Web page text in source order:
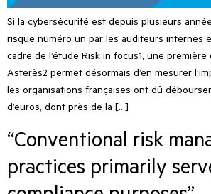
Si la cybersécurité est depuis plusieurs
risque numéro un par les auditeurs internes
cadre de l’étude Risk in focus1, une
Asterès2 permet désormais d’en mesurer
les organisations françaises ont dû
d’euros, dont près de la […]
“Conventional risk
practices primarily